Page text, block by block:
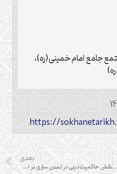
جامع امام خمینی(ره)،
انتشار کتاب «کتاب بشر کل در برابر بشر عام»
بعدی
نقش حاکمیت دینی در تمدن سازی بر اساس اندیشه امام خمینی (ره)